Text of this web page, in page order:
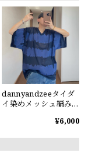
dannyandzeeタイダ
イ染めメッシュ編みV
¥6,000